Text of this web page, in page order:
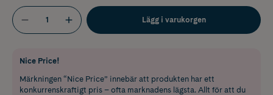
Lägg i varukorgen
Nice Price!
Märkningen “Nice Price” innebär att produkten har ett
konkurrenskraftigt pris – ofta marknadens lägsta. Allt för att du